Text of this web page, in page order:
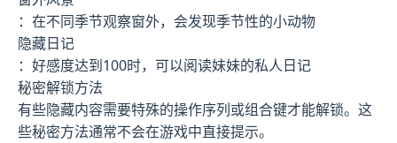
：在不同季节观察窗外，会发现季节性的小动物
隐藏日记
：好感度达到100时，可以阅读妹妹的私人日记
秘密解锁方法
有些隐藏内容需要特殊的操作序列或组合键才能解锁。这
些秘密方法通常不会在游戏中直接提示。